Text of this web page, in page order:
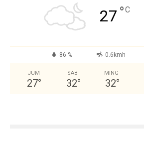
27 °C
86 % 0.6kmh
JUM
27°
SAB
32°
MING
32°